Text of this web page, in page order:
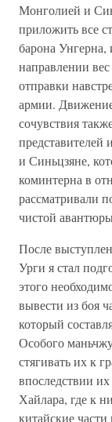
Монголией и
приложить все
барона
направлении
отправки
армии.
сочувствия
и Синьцзяне,
коминтерна в
рассматривали
чистой
После
Урги я стал
этого
вывести из боя
который
Особого
стягивать их к
впоследствии
Хайлара, где к
китайские